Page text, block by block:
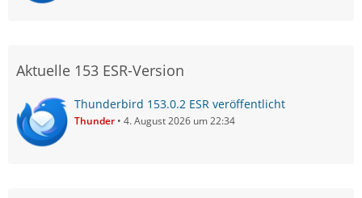
Aktuelle 153 ESR-Version
Thunderbird 153.0.2 ESR veröffentlicht
Thunder 4. August 2026 um 22:34